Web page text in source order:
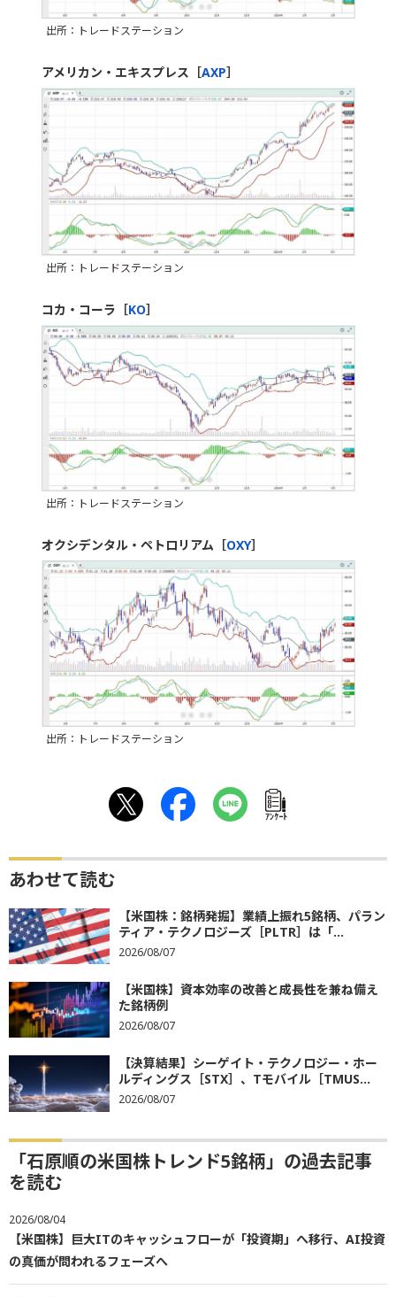
出所：トレードステーション
アメリカン・エキスプレス［AXP］
出所：トレードステーション
コカ・コーラ［KO］
出所：トレードステーション
オクシデンタル・ペトロリアム［OXY］
出所：トレードステーション
ｱﾝｹｰﾄ
あわせて読む
【米国株：銘柄発掘】業績上振れ5銘柄、パラン
ティア・テクノロジーズ［PLTR］は「...
2026/08/07
【米国株】資本効率の改善と成長性を兼ね備え
た銘柄例
2026/08/07
【決算結果】シーゲイト・テクノロジー・ホー
ルディングス［STX］、Tモバイル［TMUS...
2026/08/07
「石原順の米国株トレンド5銘柄」の過去記事
を読む
2026/08/04
【米国株】巨大ITのキャッシュフローが「投資期」へ移行、AI投資
の真価が問われるフェーズへ